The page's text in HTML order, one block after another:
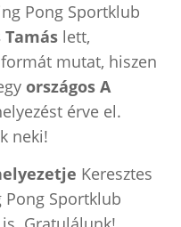
Pong Sportklub
Tamás lett,
mutat, hiszen
országos A
érve el.
neki!
Keresztes
Pong Sportklub